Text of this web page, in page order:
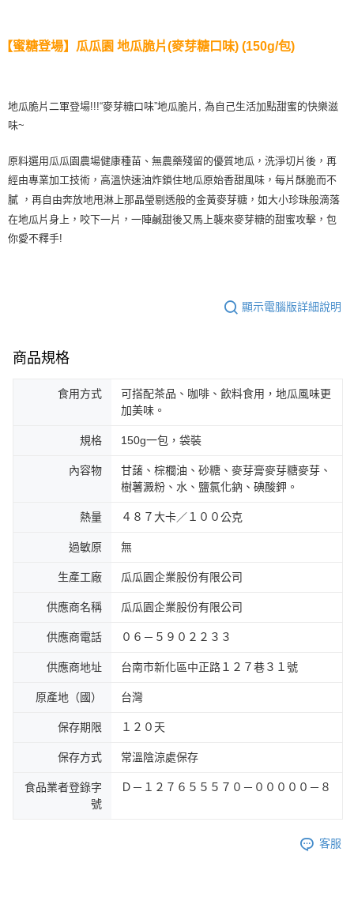
１．簡單：不需註冊會員、不需綁卡、不需儲值。
【「AFTEE先享後付」結帳流程】
３．收到繳費通知簡訊後14天內，點擊此簡訊中的連結，可透過四大超商／
ATM／網路銀行／等多元方式進行付款，方視為交易完成。
購買商品的店家。未經商家同意取消之訂單仍視為有效，需透過AFTEE先享
後付繳納相關費用。
※ 交易是否成功請以「AFTEE先享後付 」之結帳頁面顯示為準，若有關於
１．透過由恩沛科技股份有限公司提供之「AFTEE先享後付」服務完成之交
２．關於個人資料處理事宜，請瀏覽以下網址：
https://aftee.tw/terms/#terms3
「AFTEE先享後付」，若未經同意申辦者引起之損失，本公司不負相關責
４．使用「AFTEE先享後付」時，將依據個別帳號之用戶狀況，依本公司即
時審查核予不同之上限額度；若仍有額度不足之情形，本公司將視審查結果
請求用戶進行身份認證。
恩沛科技股份有限公司將有權停止該用戶之使用額度並採取法律行動。
每筆NT$120，滿NT$599(含以上)免運費
全家取貨不付款
每筆NT$120，滿NT$599(含以上)免運費
7-11取貨付款
每筆NT$120，滿NT$599(含以上)免運費
7-11取貨不付款
【蜜糖登場】瓜瓜園 地瓜脆片(麥芽糖口味) (150g/包)
地瓜脆片二軍登場!!!“麥芽糖口味”地瓜脆片, 為自己生活加點甜蜜的快樂滋
味~
原料選用瓜瓜園農場健康種苗、無農藥殘留的優質地瓜，洗淨切片後，再
經由專業加工技術，高溫快速油炸鎖住地瓜原始香甜風味，每片酥脆而不
膩 ，再自由奔放地甩淋上那晶瑩剔透般的金黃麥芽糖，如大小珍珠般滴落
在地瓜片身上，咬下一片，一陣鹹甜後又馬上襲來麥芽糖的甜蜜攻擊，包
你愛不釋手!
顯示電腦版詳細說明
商品規格
食用方式
可搭配茶品、咖啡、飲料食用，地瓜風味更
加美味。
規格 150g一包，袋裝
內容物
甘藷、棕櫚油、砂糖、麥芽膏麥芽糖麥芽、
樹薯澱粉、水、鹽氯化鈉、碘酸鉀。
熱量 ４８７大卡／１００公克
過敏原 無
生產工廠 瓜瓜園企業股份有限公司
供應商名稱 瓜瓜園企業股份有限公司
供應商電話 ０６－５９０２２３３
供應商地址 台南市新化區中正路１２７巷３１號
原產地（國） 台灣
保存期限 １２０天
保存方式 常溫陰涼處保存
食品業者登錄字
號
Ｄ－１２７６５５５７０－０００００－８
客服